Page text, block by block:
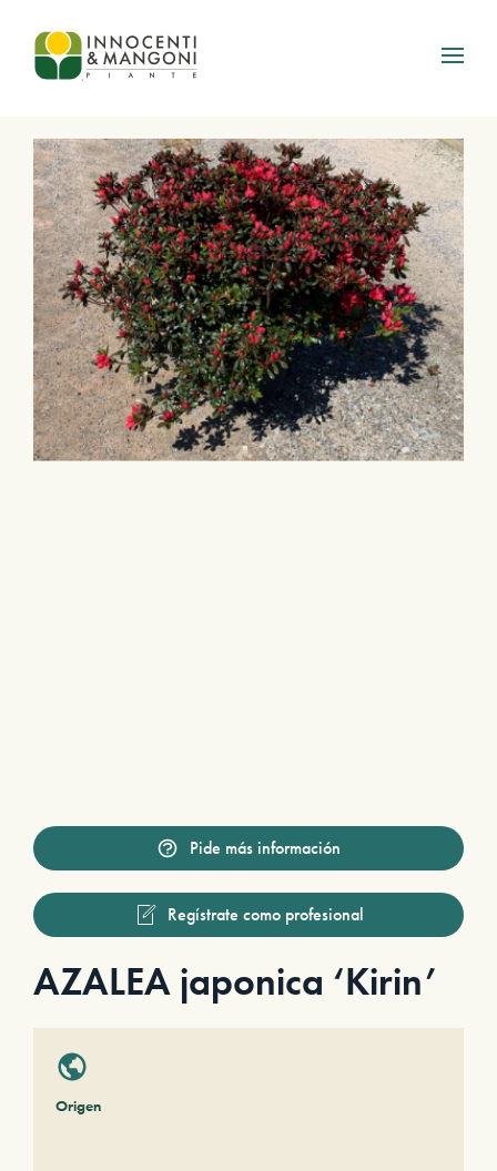
Skip to main content
Pide más información
Regístrate como profesional
AZALEA japonica ‘Kirin’
Origen